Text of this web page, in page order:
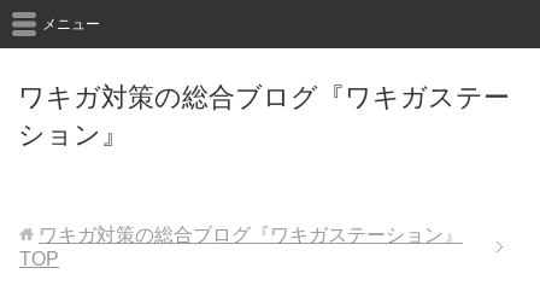
ワキガ対策の総合ブログ『ワキガステー
ション』
メニュー
ワキガ対策の総合ブログ『ワキガステーション』
TOP